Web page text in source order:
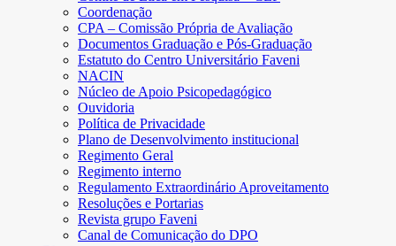
Coordenação
CPA – Comissão Própria de Avaliação
Documentos Graduação e Pós-Graduação
Estatuto do Centro Universitário Faveni
NACIN
Núcleo de Apoio Psicopedagógico
Ouvidoria
Política de Privacidade
Plano de Desenvolvimento institucional
Regimento Geral
Regimento interno
Regulamento Extraordinário Aproveitamento
Resoluções e Portarias
Revista grupo Faveni
Canal de Comunicação do DPO